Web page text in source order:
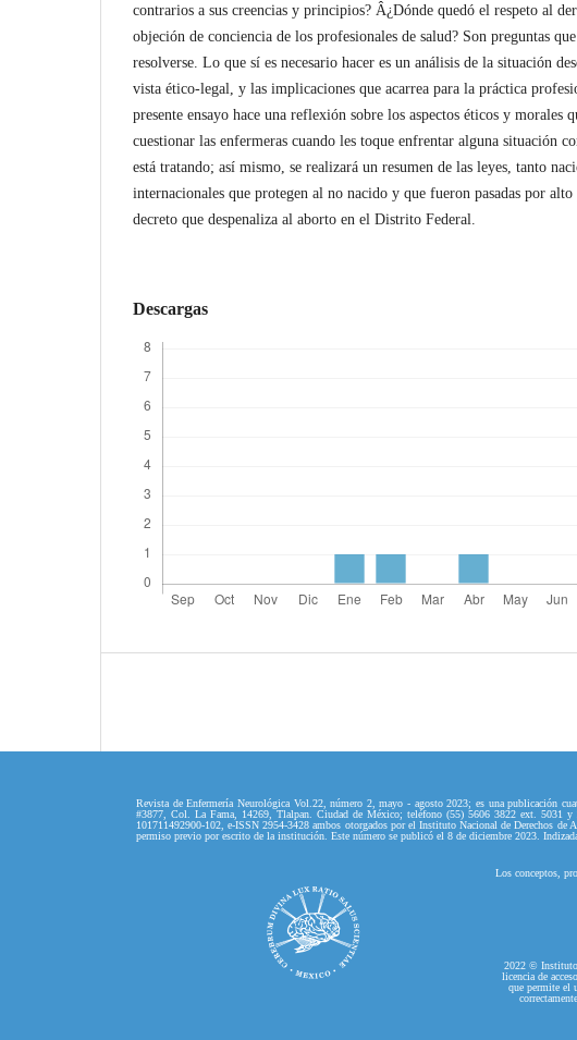
contrarios a sus creencias y principios? Â¿Dónde quedó el respeto al
objeción de conciencia de los profesionales de salud? Son preguntas
resolverse. Lo que sí es necesario hacer es un análisis de la situación
vista ético-legal, y las implicaciones que acarrea para la práctica
presente ensayo hace una reflexión sobre los aspectos éticos y morales
cuestionar las enfermeras cuando les toque enfrentar alguna situación
está tratando; así mismo, se realizará un resumen de las leyes, tanto
internacionales que protegen al no nacido y que fueron pasadas por alto
decreto que despenaliza al aborto en el Distrito Federal.
Descargas
Revista de Enfermería Neurológica Vol.22, número 2, mayo - agosto 2023; es una publicación
#3877, Col. La Fama, 14269, Tlalpan. Ciudad de México; teléfono (55) 5606 3822 ext. 5031 y
101711492900-102, e-ISSN 2954-3428 ambos otorgados por el Instituto Nacional de Derechos
permiso previo por escrito de la institución. Este número se publicó el 8 de diciembre 2023.
Los conceptos,
2022 © Instituto
licencia de
que permite el